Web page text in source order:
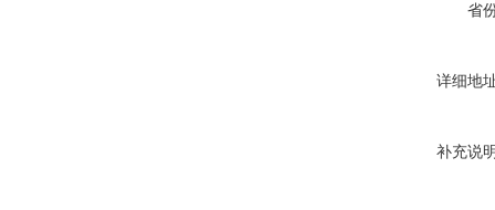
省
详细地
补充说